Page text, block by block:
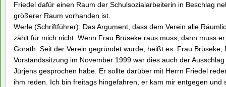
Friedel dafür einen Raum der Schulsozialarbeiterin in Beschlag
größerer Raum vorhanden ist.
Werle (Schriftführer): Das Argument, dass dem Verein alle
zählt für mich nicht. Wenn Frau Brüseke raus muss, dann muss
Gorath: Seit der Verein gegründet wurde, heißt es: Frau
Vorstandssitzung im November 1999 war dies auch der
Jürjens gesprochen habe. Er sollte darüber mit Herrn Friedel
ihm reden. Ich bin freitags hingefahren, er kam mir entgegen